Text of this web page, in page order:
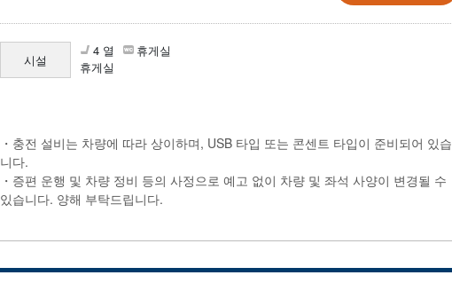
시설
4 열
휴게실
휴게실
・충전 설비는 차량에 따라 상이하며, USB 타입 또는 콘센트 타입이 준비되어 있습
니다.
・증편 운행 및 차량 정비 등의 사정으로 예고 없이 차량 및 좌석 사양이 변경될 수
있습니다. 양해 부탁드립니다.